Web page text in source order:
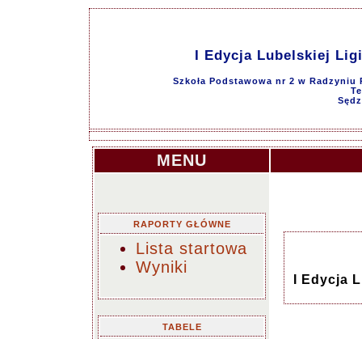
I Edycja Lubelskiej
Szkoła Podstawowa nr 2 w
MENU
RAPORTY GŁÓWNE
Lista startowa
Wyniki
TABELE
I Edycja